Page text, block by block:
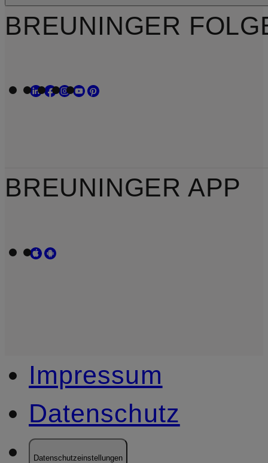
BREUNINGER
BREUNINGER APP
Impressum
Datenschutz
Datenschutzeinstellungen